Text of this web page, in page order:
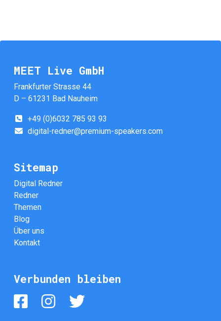
MEET Live GmbH
Frankfurter Strasse 44
D – 61231 Bad Nauheim
+49 (0)6032 785 93 93
digital-redner@premium-speakers.com
Sitemap
Digital Redner
Redner
Themen
Blog
Über uns
Kontakt
Verbunden bleiben